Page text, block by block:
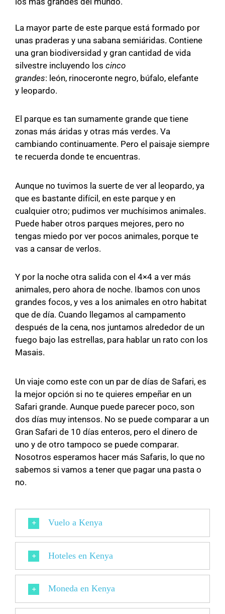
La mayor parte de este parque está formado por
unas praderas y una sabana semiáridas. Contiene
una gran biodiversidad y gran cantidad de vida
silvestre incluyendo los cinco
grandes: león, rinoceronte negro, búfalo, elefante
y leopardo.
El parque es tan sumamente grande que tiene
zonas más áridas y otras más verdes. Va
cambiando continuamente. Pero el paisaje siempre
te recuerda donde te encuentras.
Aunque no tuvimos la suerte de ver al leopardo, ya
que es bastante difícil, en este parque y en
cualquier otro; pudimos ver muchísimos animales.
Puede haber otros parques mejores, pero no
tengas miedo por ver pocos animales, porque te
vas a cansar de verlos.
Y por la noche otra salida con el 4×4 a ver más
animales, pero ahora de noche. Ibamos con unos
grandes focos, y ves a los animales en otro habitat
que de día. Cuando llegamos al campamento
después de la cena, nos juntamos alrededor de un
fuego bajo las estrellas, para hablar un rato con los
Masais.
Un viaje como este con un par de días de Safari, es
la mejor opción si no te quieres empeñar en un
Safari grande. Aunque puede parecer poco, son
dos días muy intensos. No se puede comparar a un
Gran Safari de 10 días enteros, pero el dinero de
uno y de otro tampoco se puede comparar.
Nosotros esperamos hacer más Safaris, lo que no
sabemos si vamos a tener que pagar una pasta o
no.
Vuelo a Kenya
Hoteles en Kenya
Moneda en Kenya